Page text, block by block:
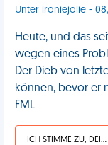
Unter ironiejolie - 08/
Heute, und das
wegen eines
Der Dieb von
können, bevor er
FML
ICH STIMME ZU, DEIN LEBEN IST SCHEISSE